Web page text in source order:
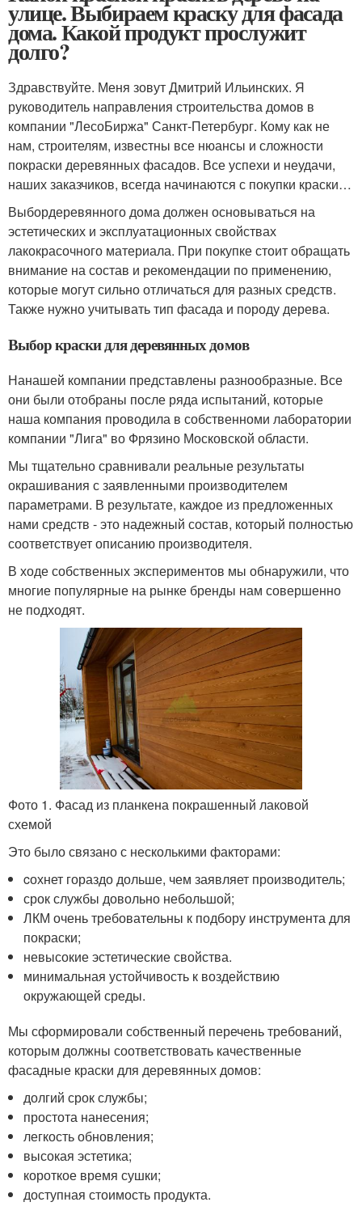
улице. Выбираем краску для фасада
дома. Какой продукт прослужит
долго?
Здравствуйте. Меня зовут Дмитрий Ильинских. Я
руководитель направления строительства домов в
компании "ЛесоБиржа" Санкт-Петербург. Кому как не
нам, строителям, известны все нюансы и сложности
покраски деревянных фасадов. Все успехи и неудачи,
наших заказчиков, всегда начинаются с покупки краски…
Выбордеревянного дома должен основываться на
эстетических и эксплуатационных свойствах
лакокрасочного материала. При покупке стоит обращать
внимание на состав и рекомендации по применению,
которые могут сильно отличаться для разных средств.
Также нужно учитывать тип фасада и породу дерева.
Выбор краски для деревянных домов
Нанашей компании представлены разнообразные. Все
они были отобраны после ряда испытаний, которые
наша компания проводила в собственноми лаборатории
компании "Лига" во Фрязино Московской области.
Мы тщательно сравнивали реальные результаты
окрашивания с заявленными производителем
параметрами. В результате, каждое из предложенных
нами средств - это надежный состав, который полностью
соответствует описанию производителя.
В ходе собственных экспериментов мы обнаружили, что
многие популярные на рынке бренды нам совершенно
не подходят.
Фото 1. Фасад из планкена покрашенный лаковой
схемой
Это было связано с несколькими факторами:
cохнет гораздо дольше, чем заявляет производитель;
срок службы довольно небольшой;
ЛКМ очень требовательны к подбору инструмента для
покраски;
невысокие эстетические свойства.
минимальная устойчивость к воздействию
окружающей среды.
Мы сформировали собственный перечень требований,
которым должны соответствовать качественные
фасадные краски для деревянных домов:
долгий срок службы;
простота нанесения;
легкость обновления;
высокая эстетика;
короткое время сушки;
доступная стоимость продукта.